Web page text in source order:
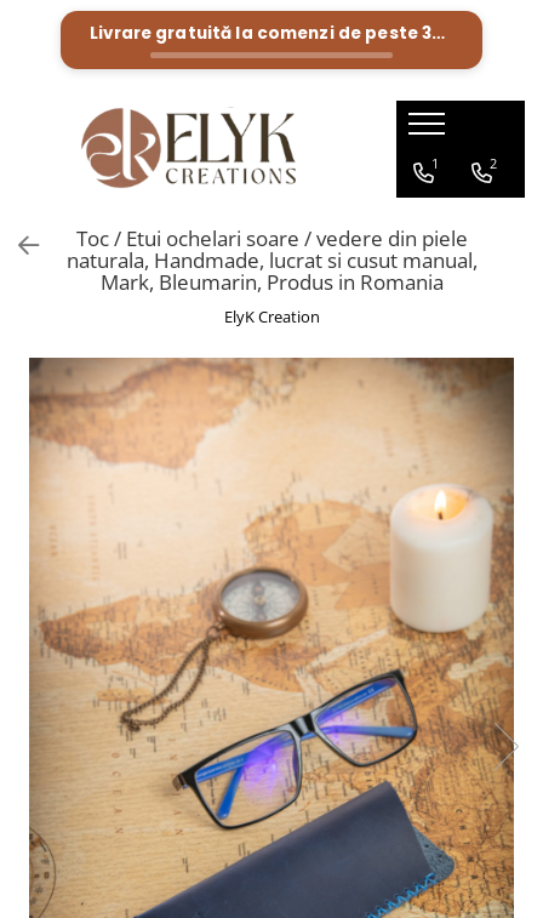
Portofele barbati
Bratari Piele
Genti femei
Portofele femei
Livrare gratuită la comenzi de peste300 Lei
1 2
Toc / Etui ochelari soare / vedere din piele
naturala, Handmade, lucrat si cusut manual,
Mark, Bleumarin, Produs in Romania
ElyK Creation